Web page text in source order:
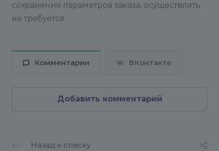
сохранения параметров заказа, осуществлять
не требуется.
Комментарии ВКонтакте
Добавить комментарий
Назад к списку